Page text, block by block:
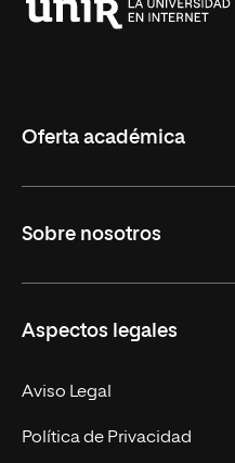
Oferta académica
Másteres Oficiales
Doctorados
Experto Universitario
Postgrados
Sobre nosotros
Facultades
Nuestro Equipo
Trabaja en UNIR
Aspectos legales
Aviso Legal
Política de Privacidad